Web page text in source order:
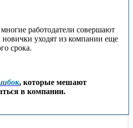
работодатели совершают
уходят из компании еще
срока.
, которые мешают
в компании.